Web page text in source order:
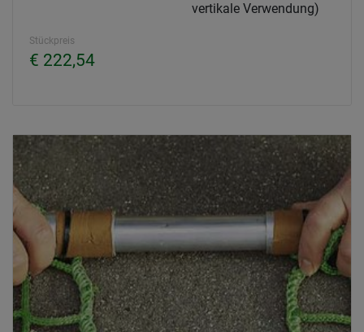
vertikale Verwendung)
Stückpreis
€ 222,54